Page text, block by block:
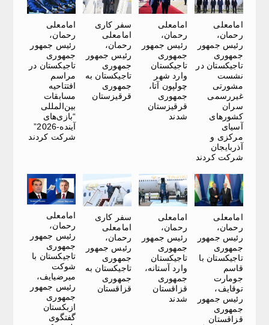
امامعلی
رحمان،
رئیس جمهور
جمهوری
تاجیکستان در
نشست
مشورتی
غیررسمی
سران
کشورهای
آسیای
مرکزی و
آذربایجان
شرکت کردند
امامعلی
رحمان،
رئیس جمهور
جمهوری
تاجیکستان
وارد شهر
چولپون آتا،
جمهوری
قرقیزستان
شدند
سفر کاری
امامعلی
رحمان،
رئیس جمهور
جمهوری
تاجیکستان به
جمهوری
قرقیزستان
امامعلی
رحمان،
رئیس جمهور
جمهوری
تاجیکستان در
مراسم
افتتاحیه
مسابقات
بین‌المللی
“بازی‌های
آینده-2026”
شرکت کردند
امامعلی
رحمان،
رئیس جمهور
جمهوری
تاجیکستان با
قاسم
جومارت
توقایف،
رئیس جمهور
جمهوری
قزاقستان
امامعلی
رحمان،
رئیس جمهور
جمهوری
تاجیکستان
وارد آستانه،
جمهوری
قزاقستان
شدند
سفر کاری
امامعلی
رحمان،
رئیس جمهور
جمهوری
تاجیکستان به
جمهوری
قزاقستان
امامعلی
رحمان،
رئیس جمهور
جمهوری
تاجیکستان با
شوکت
میرضیایف،
رئیس جمهور
جمهوری
ازبکستان
گفتگوی